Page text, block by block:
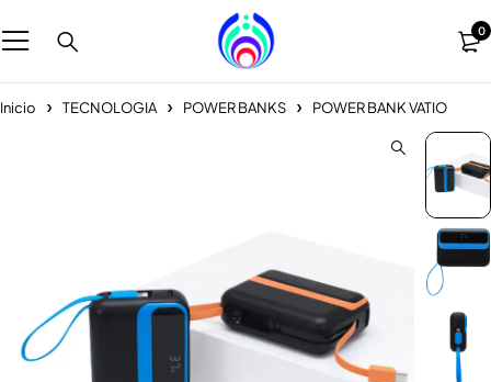
0
Inicio TECNOLOGIA POWER BANKS POWER BANK VATIO